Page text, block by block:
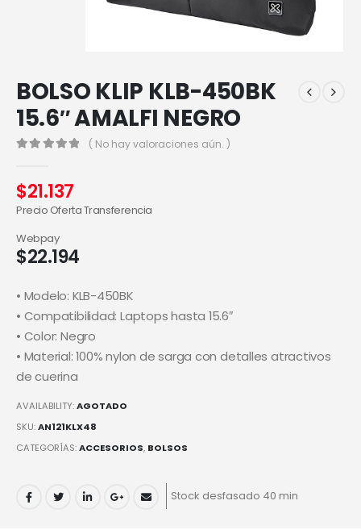
BOLSO KLIP KLB-450BK
15.6″ AMALFI NEGRO
( No hay valoraciones aún. )
$21.137
Precio Oferta Transferencia
$22.194
Webpay
• Modelo: KLB-450BK
• Compatibilidad: Laptops hasta 15.6″
• Color: Negro
• Material: 100% nylon de sarga con detalles atractivos
de cuerina
AVAILABILITY:AGOTADO
SKU:AN121KLX48
CATEGORÍAS:ACCESORIOS, BOLSOS
Stock desfasado 40 min